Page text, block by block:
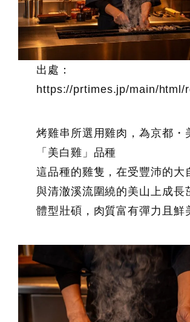
出處：
https://prtimes.jp/main/
烤雞串所選用雞肉，為京都・
「美白雞」品種
這品種的雞隻，在受豐沛的大
與清澈溪流圍繞的美山上成長
體型壯碩，肉質富有彈力且鮮